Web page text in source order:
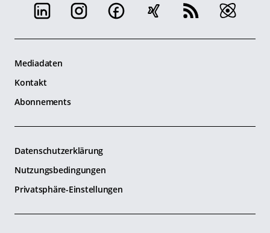
Mediadaten
Kontakt
Abonnements
Datenschutzerklärung
Nutzungsbedingungen
Privatsphäre-Einstellungen